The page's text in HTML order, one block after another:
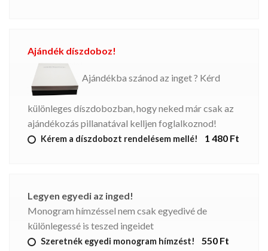
Ajándék díszdoboz!
Ajándékba szánod az inget ? Kérd
különleges díszdobozban, hogy neked már csak az
ajándékozás pillanatával kelljen foglalkoznod!
Kérem a díszdobozt rendelésem mellé! 1 480 Ft
Legyen egyedi az inged!
Monogram hímzéssel nem csak egyedivé de
különlegessé is teszed ingeidet
Szeretnék egyedi monogram hímzést! 550 Ft